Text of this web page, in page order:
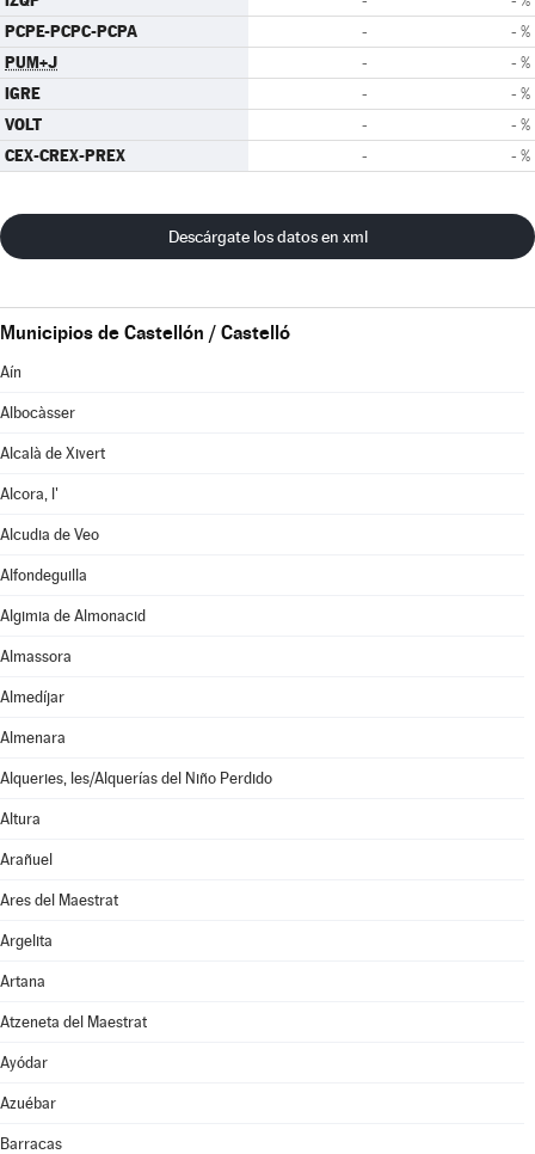
PCPE-PCPC-PCPA - - %
PUM+J - - %
IGRE - - %
VOLT - - %
CEX-CREX-PREX - - %
Descárgate los datos en xml
Municipios de Castellón / Castelló
Aín
Albocàsser
Alcalà de Xivert
Alcora, l'
Alcudia de Veo
Alfondeguilla
Algimia de Almonacid
Almassora
Almedíjar
Almenara
Alqueries, les/Alquerías del Niño Perdido
Altura
Arañuel
Ares del Maestrat
Argelita
Artana
Atzeneta del Maestrat
Ayódar
Azuébar
Barracas